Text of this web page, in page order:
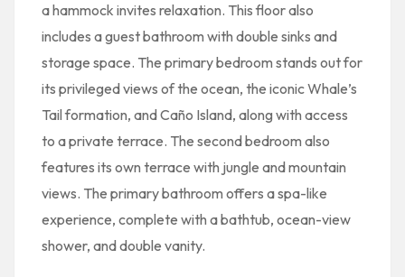
a hammock invites relaxation. This floor also
includes a guest bathroom with double sinks and
storage space. The primary bedroom stands out for
its privileged views of the ocean, the iconic Whale’s
Tail formation, and Caño Island, along with access
to a private terrace. The second bedroom also
features its own terrace with jungle and mountain
views. The primary bathroom offers a spa-like
experience, complete with a bathtub, ocean-view
shower, and double vanity.